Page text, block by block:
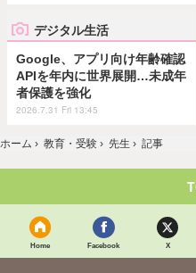
デジタル生活
Google、アプリ向け年齢確認
APIを年内に世界展開…未成年
者保護を強化
2026.7.31 Fri 13:45
ホーム › 教育・受験 › 先生 › 記事
Home Facebook X